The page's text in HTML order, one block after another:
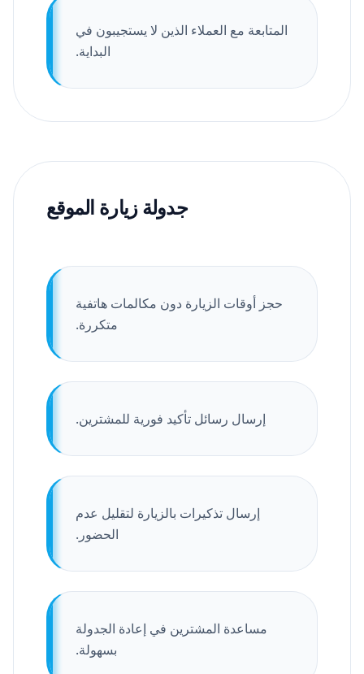
المتابعة مع العملاء الذين لا يستجيبون في
البداية.
جدولة زيارة الموقع
حجز أوقات الزيارة دون مكالمات هاتفية
متكررة.
إرسال رسائل تأكيد فورية للمشترين.
إرسال تذكيرات بالزيارة لتقليل عدم
الحضور.
مساعدة المشترين في إعادة الجدولة
بسهولة.